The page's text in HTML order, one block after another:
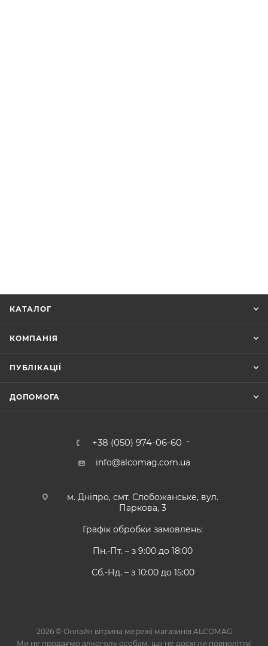
КАТАЛОГ
КОМПАНІЯ
ПУБЛІКАЦІЇ
ДОПОМОГА
+38 (050) 974-06-60
info@alcomag.com.ua
м. Дніпро, смт. Слобожанське, вул.
Паркова, 3
Графік обробки замовлень:
Пн.-Пт. – з 9:00 до 18:00
Сб.-Нд. – з 10:00 до 15:00
2026 © Онлайн вітрина мережі магазинів ALCOMAG
Ми не продаємо алкоголь особам, що не досягли повноліття!